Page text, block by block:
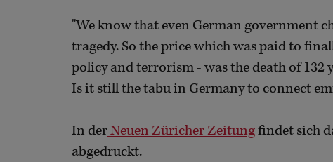
"We know that even German government
tragedy. So the price which was paid to
policy and terrorism - was the death of 132
Is it still the tabu in Germany to connect
In derNeuen Züricher Zeitungfindet sich
abgedruckt.